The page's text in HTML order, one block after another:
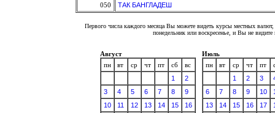
050
ТАК БАНГЛАДЕШ
Первого числа каждого месяца Вы можете видеть курсы местных
понедельник или воскресенье, и Вы не
Август
пн
вт ср чт пт сб
вс
1
2
3
4 5 6 7 8
9
10
11 12 13 14 15
16
Июль
пн
вт ср чт пт
1
2 3
6
7 8 9 10
13
14 15 16 17